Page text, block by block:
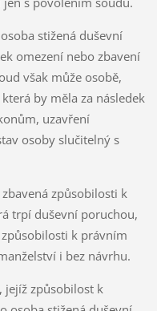
stižená duševní
omezení nebo zbavení
však může osobě,
by měla za následek
uzavření
osoby slučitelný s
způsobilosti k
trpí duševní poruchou,
k právním
i bez návrhu.
jejíž způsobilost k